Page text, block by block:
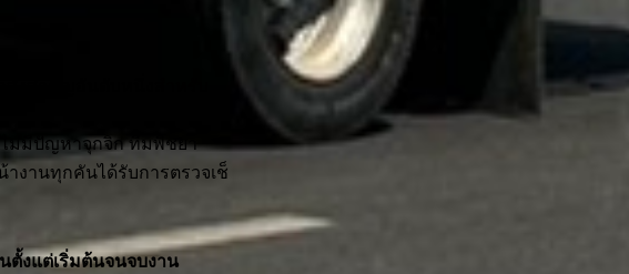
ไม่มีปัญหาจุกจิก ทีมพิชยา
างานทุกคันได้รับการตรวจเช็
ตั้งแต่เริ่มต้นจนจบงาน